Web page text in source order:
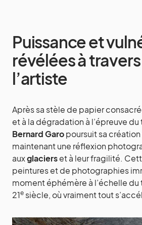
Puissance et
révélées à
l’artiste
Après sa stèle de papier
et à la dégradation à l’épreuve du
Bernard Garopoursuit sa
maintenant une réflexion
auxglacierset à leur fragilité.
peintures et de photographies
moment éphémère à l’échelle
21e siècle, où vraiment tout